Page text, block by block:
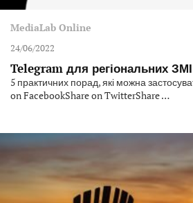
MediaLab Online
24/06/2022
Telegram для регіональних
5 практичних порад, які можна
on FacebookShare on TwitterShare …